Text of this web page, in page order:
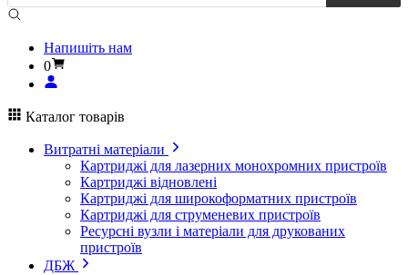
Напишіть нам
0
Каталог товарів
Витратні матеріали
Картриджі для лазерних монохромних пристроїв
Картриджі відновлені
Картриджі для широкоформатних пристроїв
Картриджі для струменевих пристроїв
Ресурсні вузли і матеріали для друкованих
пристроїв
ДБЖ